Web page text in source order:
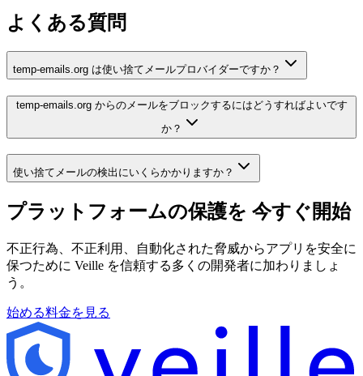
よくある質問
temp-emails.org は使い捨てメールプロバイダーですか？
temp-emails.org からのメールをブロックするにはどうすればよいです
か？
使い捨てメールの検出にいくらかかりますか？
プラットフォームの保護を 今すぐ開始
不正行為、不正利用、自動化された脅威からアプリを安全に
保つために Veille を信頼する多くの開発者に加わりましょ
う。
始める料金を見る